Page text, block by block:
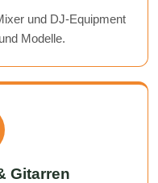
und DJ-Equipment
Modelle.
Gitarren